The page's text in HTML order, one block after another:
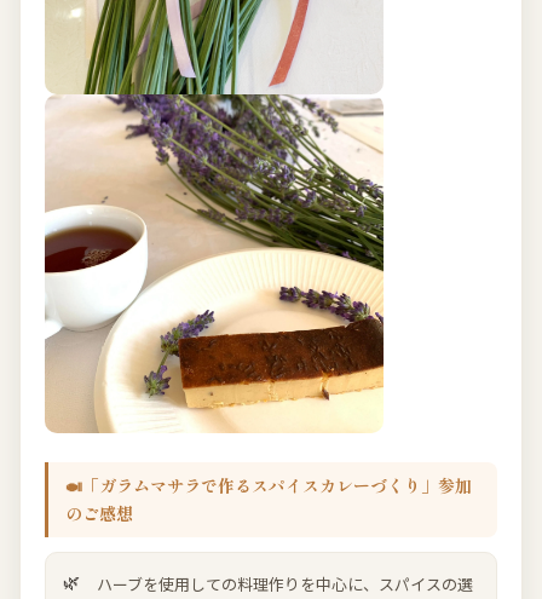
🍛「ガラムマサラで作るスパイスカレーづくり」参加
のご感想
ハーブを使用しての料理作りを中心に、スパイスの選